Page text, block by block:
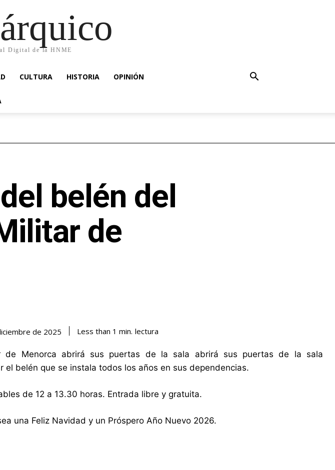
Digital de la HNME
CULTURA HISTORIA OPINIÓN
belén del
de
de 2025 Less than 1 min. lectura
de Menorca abrirá sus puertas de la sala abrirá sus puertas de la sala
el belén que se instala todos los años en sus dependencias.
de 12 a 13.30 horas. Entrada libre y gratuita.
una Feliz Navidad y un Próspero Año Nuevo 2026.